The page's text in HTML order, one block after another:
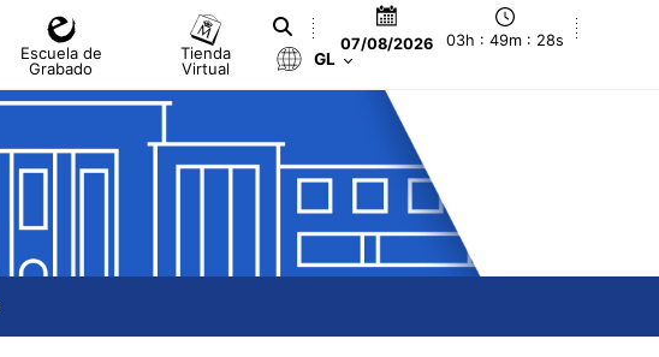
Escuela de
Grabado
Tienda
Virtual
07/08/2026 03h : 49m : 28s
GL